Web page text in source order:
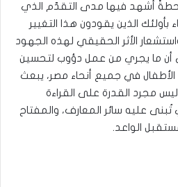
أشهد فيها مدى التقدّم الذي
بأولئك الذين يقودون هذا التغيير
الأثر الحقيقي لهذه الجهود
أن ما يجري من عمل دؤوب لتحسين
الأطفال في جميع أنحاء مصر، يبعث
ليس مجرد القدرة على القراءة
تُبنى عليه سائر المعارف، والمفتاح
الواعد.